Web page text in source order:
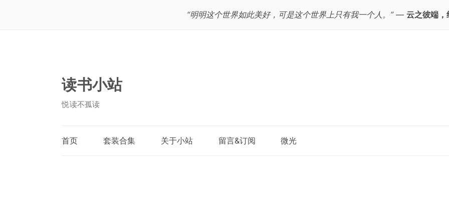
“明明这个世界如此美好，可是这个世界上只有我一个人。”— 云之彼端，
读书小站
悦读不孤读
首页 套装合集 关于小站 留言&订阅 微光